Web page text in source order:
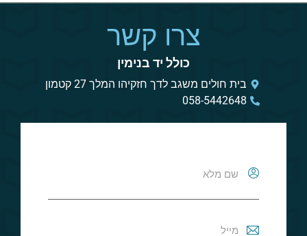
צרו קשר
כולל יד בנימין
בית חולים משגב לדך חזקיהו המלך 27 קטמון
058-5442648